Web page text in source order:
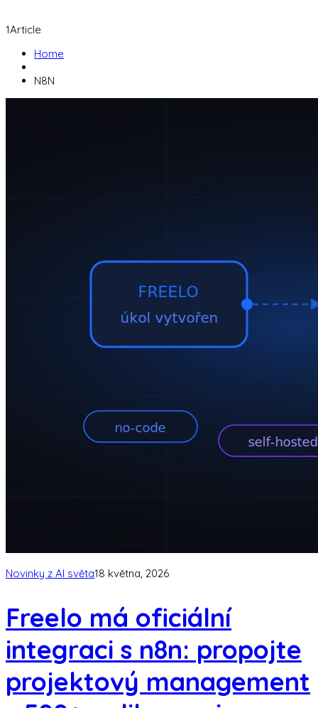
1Article
Home
N8N
Novinky z AI světa18 května, 2026
Freelo má oficiální
integraci s n8n: propojte
projektový management